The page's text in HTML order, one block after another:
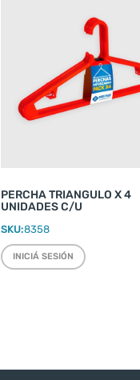
PERCHA TRIANGULO X 4
UNIDADES C/U
SKU:8358
INICIÁ SESIÓN